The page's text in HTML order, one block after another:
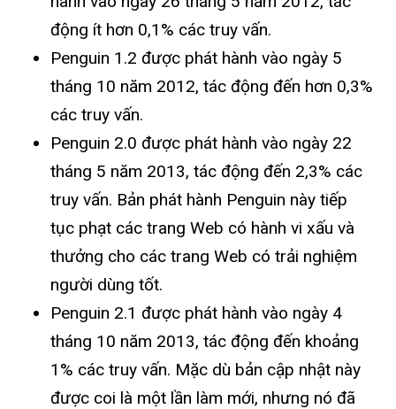
động ít hơn 0,1% các truy vấn.
Penguin 1.2 được phát hành vào ngày 5
tháng 10 năm 2012, tác động đến hơn 0,3%
các truy vấn.
Penguin 2.0 được phát hành vào ngày 22
tháng 5 năm 2013, tác động đến 2,3% các
truy vấn. Bản phát hành Penguin này tiếp
tục phạt các trang Web có hành vi xấu và
thưởng cho các trang Web có trải nghiệm
người dùng tốt.
Penguin 2.1 được phát hành vào ngày 4
tháng 10 năm 2013, tác động đến khoảng
1% các truy vấn. Mặc dù bản cập nhật này
được coi là một lần làm mới, nhưng nó đã